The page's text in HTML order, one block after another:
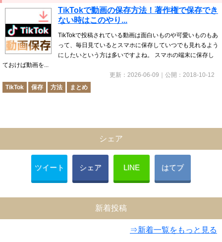
TikTokで動画の保存方法！著作権で保存でき
ない時はこのやり...
TikTokで投稿されている動画は面白いものや可愛いものもあ
って、毎日見ているとスマホに保存していつでも見れるよう
にしたいという方は多いですよね。 スマホの端末に保存し
ておけば動画を...
更新： 2026-06-09 ｜公開： 2018-10-12
TikTok
保存 方法 まとめ
シェア
ツイート シェア LINE はてブ
新着投稿
⇒新着一覧をもっと見る